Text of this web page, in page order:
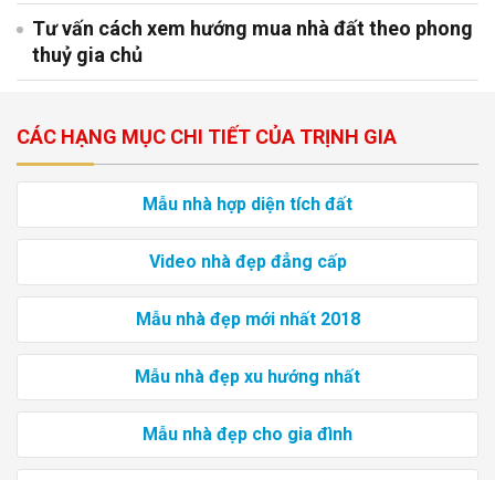
Tư vấn cách xem hướng mua nhà đất theo phong
thuỷ gia chủ
CÁC HẠNG MỤC CHI TIẾT CỦA TRỊNH GIA
Mẫu nhà hợp diện tích đất
Video nhà đẹp đẳng cấp
Mẫu nhà đẹp mới nhất 2018
Mẫu nhà đẹp xu hướng nhất
Mẫu nhà đẹp cho gia đình